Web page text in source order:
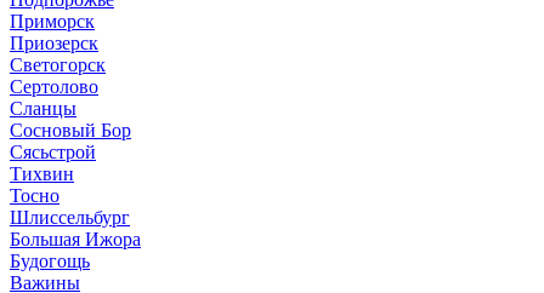
Приморск
Приозерск
Светогорск
Сертолово
Сланцы
Сосновый Бор
Сясьстрой
Тихвин
Тосно
Шлиссельбург
Большая Ижора
Будогощь
Важины